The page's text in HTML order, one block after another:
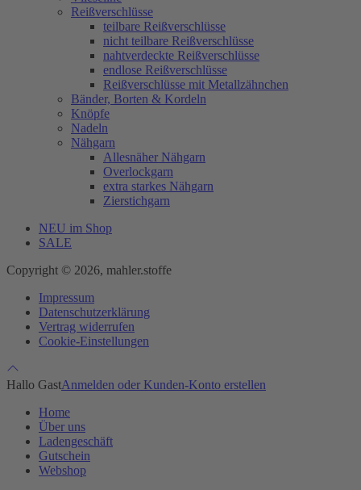
Reißverschlüsse
teilbare Reißverschlüsse
nicht teilbare Reißverschlüsse
nahtverdeckte Reißverschlüsse
endlose Reißverschlüsse
Reißverschlüsse mit Metallzähnchen
Bänder, Borten & Kordeln
Knöpfe
Nadeln
Nähgarn
Allesnäher Nähgarn
Overlockgarn
extra starkes Nähgarn
Zierstichgarn
NEU im Shop
SALE
Copyright © 2026, mahler.stoffe
Impressum
Datenschutzerklärung
Vertrag widerrufen
Cookie-Einstellungen
Hallo GastAnmelden oder Kunden-Konto erstellen
Home
Über uns
Ladengeschäft
Gutschein
Webshop